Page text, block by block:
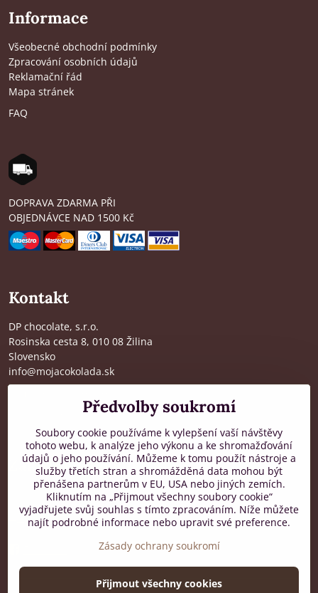
Informace
Všeobecné obchodní podmínky
Zpracování osobních údajů
Reklamační řád
Mapa stránek
FAQ
DOPRAVA ZDARMA PŘI
OBJEDNÁVCE NAD 1500 Kč
Kontakt
DP chocolate, s.r.o.
Rosinska cesta 8, 010 08 Žilina
Slovensko
info@mojacokolada.sk
Kde nás najdete
Zákaznická podpora
od 8:00 do 16:00, PO-PÁ
+421 917 436 795
Předvolby soukromí
Soubory cookie používáme k vylepšení vaší návštěvy
tohoto webu, k analýze jeho výkonu a ke shromažďování
údajů o jeho používání. Můžeme k tomu použít nástroje a
služby třetích stran a shromážděná data mohou být
přenášena partnerům v EU, USA nebo jiných zemích.
Kliknutím na „Přijmout všechny soubory cookie“
vyjadřujete svůj souhlas s tímto zpracováním. Níže můžete
najít podrobné informace nebo upravit své preference.
Zásady ochrany soukromí
Přijmout všechny cookies